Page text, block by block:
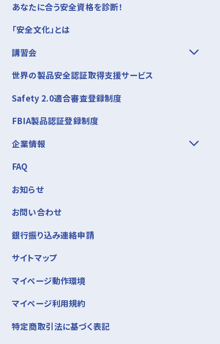
あなたに合う安全資格を診断！
「安全文化」とは
講習会
世界の製品安全認証取得支援サービス
Safety 2.0適合審査登録制度
FBIA製品認証登録制度
企業情報
FAQ
お知らせ
お問い合わせ
銀行振り込み連絡申請
サイトマップ
マイページ動作環境
マイページ利用規約
特定商取引法に基づく表記